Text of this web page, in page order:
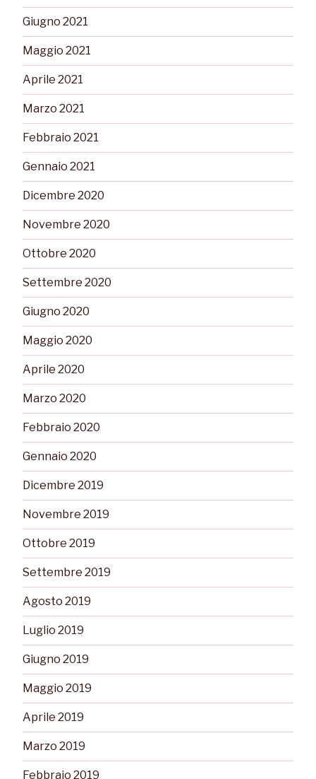
Giugno 2021
Maggio 2021
Aprile 2021
Marzo 2021
Febbraio 2021
Gennaio 2021
Dicembre 2020
Novembre 2020
Ottobre 2020
Settembre 2020
Giugno 2020
Maggio 2020
Aprile 2020
Marzo 2020
Febbraio 2020
Gennaio 2020
Dicembre 2019
Novembre 2019
Ottobre 2019
Settembre 2019
Agosto 2019
Luglio 2019
Giugno 2019
Maggio 2019
Aprile 2019
Marzo 2019
Febbraio 2019